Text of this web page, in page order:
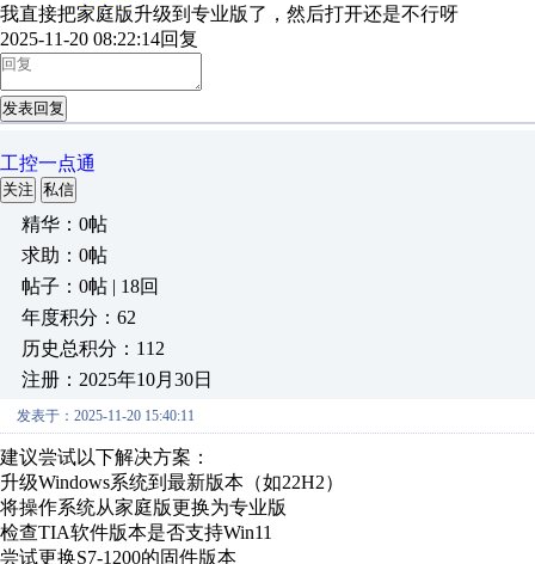
我直接把家庭版升级到专业版了，然后打开还是不行呀
2025-11-20 08:22:14回复
发表回复
工控一点通
关注 私信
精华：0帖
求助：0帖
帖子：0帖 | 18回
年度积分：62
历史总积分：112
注册：2025年10月30日
发表于：2025-11-20 15:40:11
建议尝试以下解决方案：
升级Windows系统到最新版本（如22H2）
将操作系统从家庭版更换为专业版
检查TIA软件版本是否支持Win11
尝试更换S7-1200的固件版本